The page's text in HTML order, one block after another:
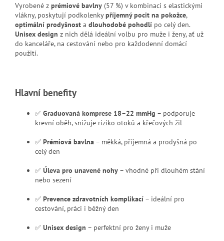
Vyrobené z prémiové bavlny (57 %) v kombinaci s elastickými
vlákny, poskytují podkolenkypříjemný pocit na pokožce,
optimální prodyšnost a dlouhodobé pohodlí po celý den.
Unisex design z nich dělá ideální volbu pro muže i ženy, ať už
do kanceláře, na cestování nebo pro každodenní domácí
použití.
Hlavní benefity
✅ Graduovaná komprese 18–22 mmHg – podporuje
krevní oběh, snižuje riziko otoků a křečových žil
✅ Prémiová bavlna – měkká, příjemná a prodyšná po
celý den
✅ Úleva pro unavené nohy – vhodné při dlouhém stání
nebo sezení
✅ Prevence zdravotních komplikací – ideální pro
cestování, práci i běžný den
✅ Unisex design – perfektní pro ženy i muže